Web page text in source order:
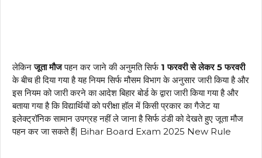
लेकिनजूता मौजपहन कर जाने की अनुमति सिर्फ 1 फरवरी से लेकर 5 फरवरी
के बीच ही दिया गया है यह नियम सिर्फ मौसम विभाग के अनुसार जारी किया है और
इस नियम को जारी करने का आदेश बिहार बोर्ड के द्वारा जारी किया गया है और
बताया गया है कि विद्यार्थियों को परीक्षा हॉल में किसी प्रकार का गैजेट या
इलेक्ट्रॉनिक सामान उपग्रह नहीं ले जाना है सिर्फ ठंडी को देखते हुए जूता मौज
पहन कर जा सकते हैं| Bihar Board Exam 2025 New Rule